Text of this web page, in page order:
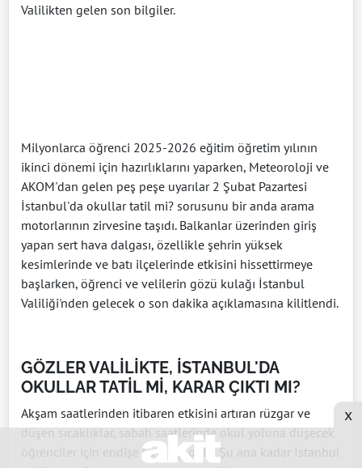
Valilikten gelen son bilgiler.
Milyonlarca öğrenci 2025-2026 eğitim öğretim yılının
ikinci dönemi için hazırlıklarını yaparken, Meteoroloji ve
AKOM'dan gelen peş peşe uyarılar 2 Şubat Pazartesi
İstanbul'da okullar tatil mi? sorusunu bir anda arama
motorlarının zirvesine taşıdı. Balkanlar üzerinden giriş
yapan sert hava dalgası, özellikle şehrin yüksek
kesimlerinde ve batı ilçelerinde etkisini hissettirmeye
başlarken, öğrenci ve velilerin gözü kulağı İstanbul
Valiliği'nden gelecek o son dakika açıklamasına kilitlendi.
GÖZLER VALİLİKTE, İSTANBUL'DA
OKULLAR TATİL Mİ, KARAR ÇIKTI MI?
Akşam saatlerinden itibaren etkisini artıran rüzgar ve
düşen sıcaklıklar, sabah saatlerinde okul yoluna düşecek
öğrenciler için endişe kaynağı oldu. Şu ana kadar İstanbul
x